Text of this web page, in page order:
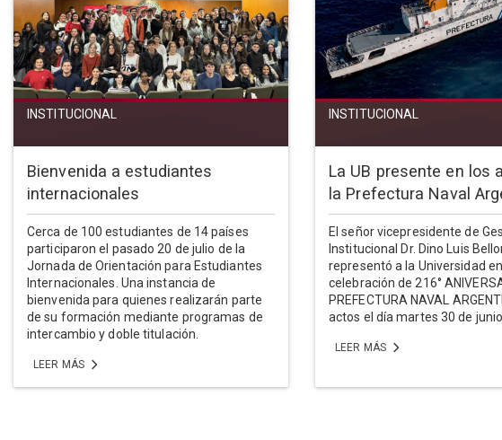
INSTITUCIONAL
Bienvenida a estudiantes
internacionales
Cerca de 100 estudiantes de 14 países
participaron el pasado 20 de julio de la
Jornada de Orientación para Estudiantes
Internacionales. Una instancia de
bienvenida para quienes realizarán parte
de su formación mediante programas de
intercambio y doble titulación.
LEER MÁS
INSTITUCIONAL
La UB presente en los
la Prefectura Naval
El señor vicepresidente de
Institucional Dr. Dino Luis
representó a la Universidad
celebración de 216°
PREFECTURA NAVAL
actos el día martes 30 de
LEER MÁS